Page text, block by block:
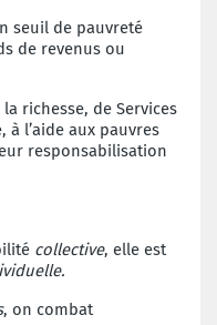
seuil de pauvreté
de revenus ou
richesse, de Services
à l’aide aux pauvres
responsabilisation
collective, elle est
, on combat